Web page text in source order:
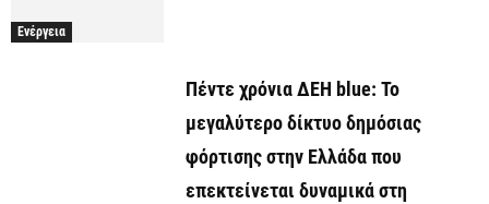
Ενέργεια
Πέντε χρόνια ΔΕΗ blue: Το
μεγαλύτερο δίκτυο δημόσιας
φόρτισης στην Ελλάδα που
επεκτείνεται δυναμικά στη